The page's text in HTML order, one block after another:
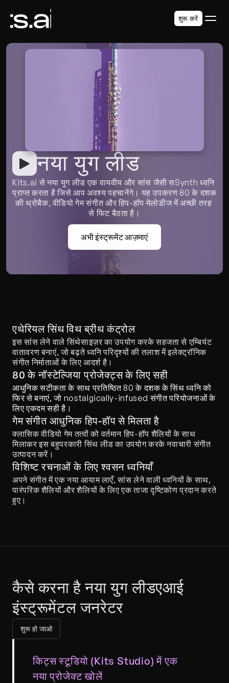
नया युग लीड
Kits.ai से नया युग लीड एक वायवीय और सांस जैसी सSynth ध्वनि
प्राप्त करता है जिसे आप अवश्य पहचानेंगे। यह उपकरण 80 के दशक
की थ्रोबैक, वीडियो गेम संगीत और हिप-हॉप मेलोडीज में अच्छी तरह
से फिट बैठता है।
अभी इंस्ट्रूमेंट आज़माएं
एथेरियल सिंथ विथ ब्रीथ कंट्रोल
इस सांस लेने वाले सिंथेसाइज़र का उपयोग करके सहजता से एम्बियंट
वातावरण बनाएं, जो बढ़ते ध्वनि परिदृश्यों की तलाश में इलेक्ट्रॉनिक
संगीत निर्माताओं के लिए आदर्श है।
80 के नॉस्टेल्जिया प्रोजेक्ट्स के लिए सही
आधुनिक सटीकता के साथ प्रतिष्ठित 80 के दशक के सिंथ ध्वनि को
फिर से बनाएं, जो nostalgically-infused संगीत परियोजनाओं के
लिए एकदम सही है।
गेम संगीत आधुनिक हिप-हॉप से मिलता है
क्लासिक वीडियो गेम तत्वों को वर्तमान हिप-हॉप शैलियों के साथ
मिलाकर इस बहुपरकारी सिंथ लीड का उपयोग करके नवाचारी संगीत
उत्पादन करें।
विशिष्ट रचनाओं के लिए श्वसन ध्वनियाँ
अपने संगीत में एक नया आयाम लाएँ, सांस लेने वाली ध्वनियों के साथ,
पारंपरिक शैलियों और शैलियों के लिए एक ताजा दृष्टिकोण प्रदान करते
हुए।
कैसे करना है नया युग लीडएआई
इंस्ट्रूमेंटल जनरेटर
शुरू हो जाओ
किट्स स्टूडियो (Kits Studio) में एक
नया प्रोजेक्ट खोलें
शुरू करें